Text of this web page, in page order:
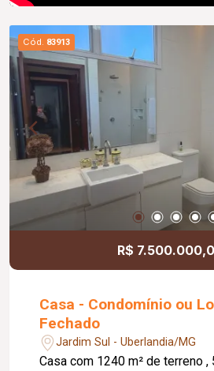
Cód. 83913
R$
Casa - Condomínio ou
Fechado
Jardim Sul - Uberlandia/MG
Casa com 1240 m² de terreno ,